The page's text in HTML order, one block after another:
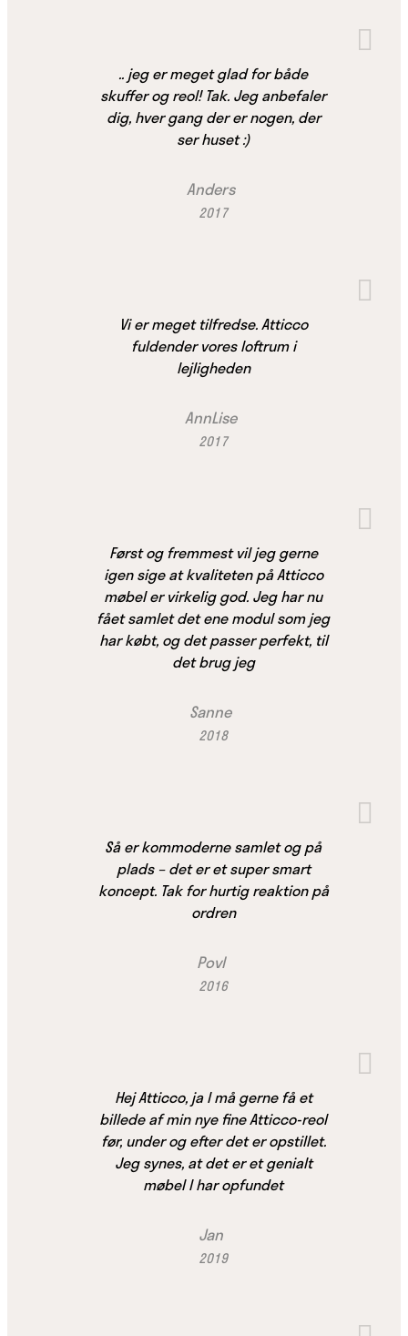
.. jeg er meget glad for både
skuffer og reol! Tak. Jeg anbefaler
dig, hver gang der er nogen, der
ser huset :)
Anders
2017
Vi er meget tilfredse. Atticco
fuldender vores loftrum i
lejligheden
AnnLise
2017
Først og fremmest vil jeg gerne
igen sige at kvaliteten på Atticco
møbel er virkelig god. Jeg har nu
fået samlet det ene modul som jeg
har købt, og det passer perfekt, til
det brug jeg
Sanne
2018
Så er kommoderne samlet og på
plads – det er et super smart
koncept. Tak for hurtig reaktion på
ordren
Povl
2016
Hej Atticco, ja I må gerne få et
billede af min nye fine Atticco-reol
før, under og efter det er opstillet.
Jeg synes, at det er et genialt
møbel I har opfundet
Jan
2019